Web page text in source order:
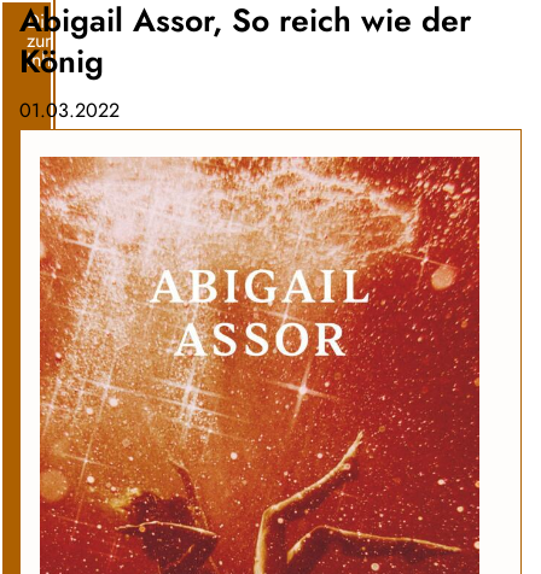
Direkt
zum
Inhalt
Abigail Assor, So reich wie der
König
01.03.2022